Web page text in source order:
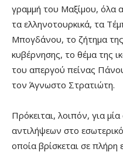
γραμμή του Μαξίμου, όλα
τα ελληνοτουρκικά, τα
Μπογδάνου, το ζήτημα
κυβέρνησης, το θέμα της
του απεργού πείνας
τον Άγνωστο Στρατιώτη.
Πρόκειται, λοιπόν, για
αντιλήψεων στο
οποία βρίσκεται σε πλήρη